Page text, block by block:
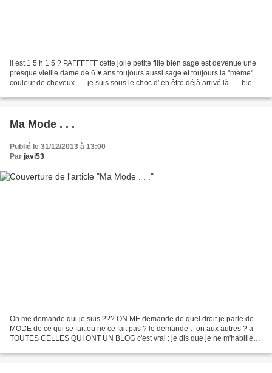
il est 1 5 h 1 5 ? PAFFFFFF cette jolie petite fille bien sage est devenue une
presque vieille dame de 6 ♥ ans toujours aussi sage et toujours la "meme"
couleur de cheveux . . . je suis sous le choc d' en être déjà arrivé là . . . bien
Ma Mode . . .
Publié le 31/12/2013 à 13:00
Par javi53
On me demande qui je suis ??? ON ME demande de quel droit je parle de
MODE de ce qui se fait ou ne ce fait pas ? le demande t -on aux autres ? a
TOUTES CELLES QUI ONT UN BLOG c'est vrai : je dis que je ne m'habille